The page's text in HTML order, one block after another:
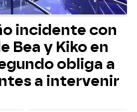
incidente con
Bea y Kiko en
obliga a
a intervenir